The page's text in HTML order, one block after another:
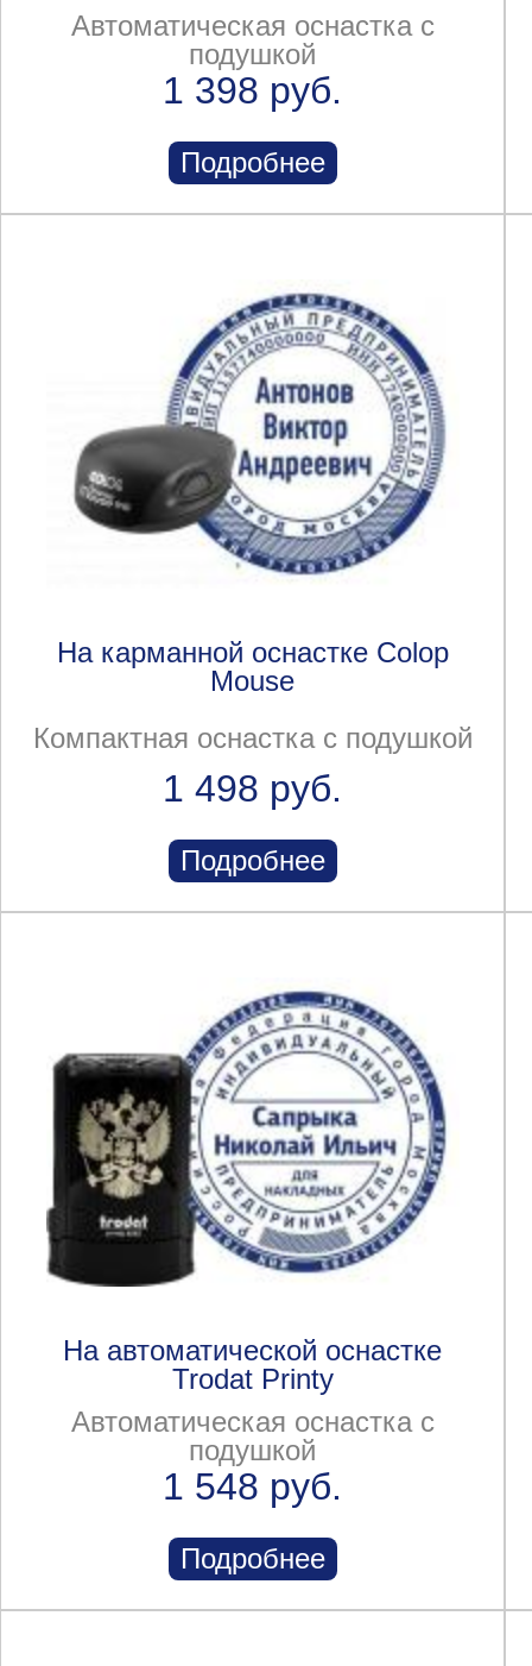
Автоматическая оснастка с
подушкой
1 398 руб.
Подробнее
На карманной оснастке Colop
Mouse
Компактная оснастка с подушкой
1 498 руб.
Подробнее
На автоматической оснастке
Trodat Printy
Автоматическая оснастка с
подушкой
1 548 руб.
Подробнее